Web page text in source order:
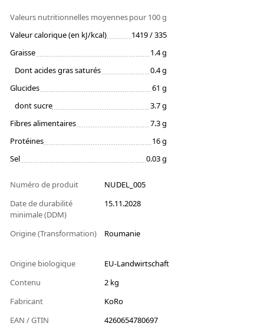
Valeurs nutritionnelles moyennespour 100 g
Valeur calorique (en kJ/kcal)
1419 / 335
Graisse
1.4 g
Dont acides gras saturés
0.4 g
Glucides
61 g
dont sucre
3.7 g
Fibres alimentaires
7.3 g
Protéines
16 g
Sel
0.03 g
Numéro de produit
NUDEL_005
Date de durabilité
minimale (DDM)
15.11.2028
Origine (Transformation) Roumanie
Origine biologique
EU-Landwirtschaft
Contenu
2 kg
Fabricant
KoRo
EAN / GTIN
4260654780697